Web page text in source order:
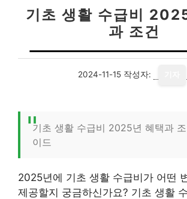
기초 생활 수급비
과 조건
2024-11-15 작성자:
기초 생활 수급비 2025년 혜택과
이드
2025년에 기초 생활 수급비가 어떤
제공할지 궁금하신가요? 기초 생활